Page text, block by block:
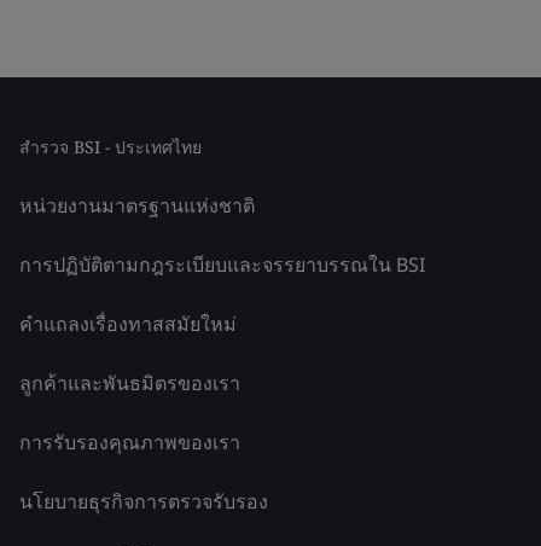
สำรวจ BSI - ประเทศไทย
หน่วยงานมาตรฐานแห่งชาติ
การปฏิบัติตามกฎระเบียบและจรรยาบรรณใน BSI
คำแถลงเรื่องทาสสมัยใหม่
ลูกค้าและพันธมิตรของเรา
การรับรองคุณภาพของเรา
นโยบายธุรกิจการตรวจรับรอง